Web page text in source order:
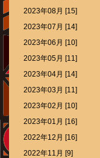
2023年08月 [15]
2023年07月 [14]
2023年06月 [10]
2023年05月 [11]
2023年04月 [14]
2023年03月 [11]
2023年02月 [10]
2023年01月 [16]
2022年12月 [16]
2022年11月 [9]